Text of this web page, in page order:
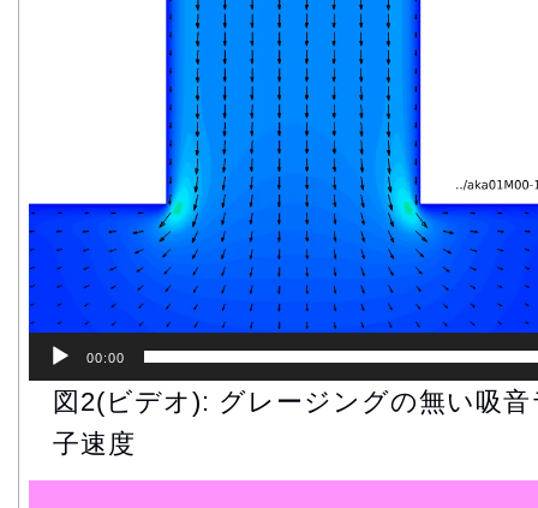
00:00
図2(ビデオ): グレージングの無い吸
子速度